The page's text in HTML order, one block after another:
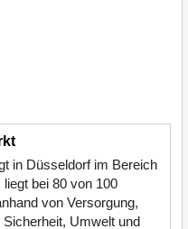
in Düsseldorf im Bereich
bei 80 von 100
von Versorgung,
Umwelt und